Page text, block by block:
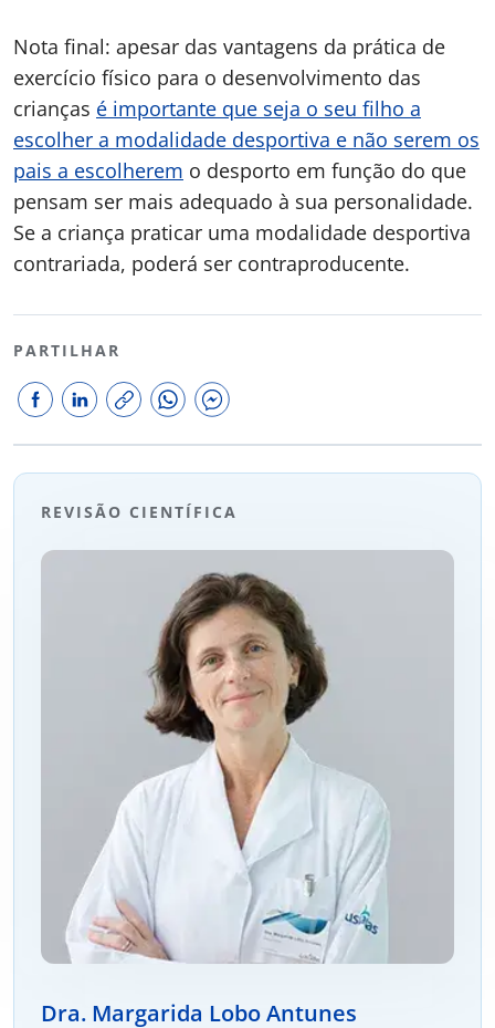
Nota final: apesar das vantagens da prática de
exercício físico para o desenvolvimento das
crianças é importante que seja o seu filho a
escolher a modalidade desportiva e não serem os
pais a escolherem o desporto em função do que
pensam ser mais adequado à sua personalidade.
Se a criança praticar uma modalidade desportiva
contrariada, poderá ser contraproducente.
PARTILHAR
REVISÃO CIENTÍFICA
Dra. Margarida Lobo Antunes